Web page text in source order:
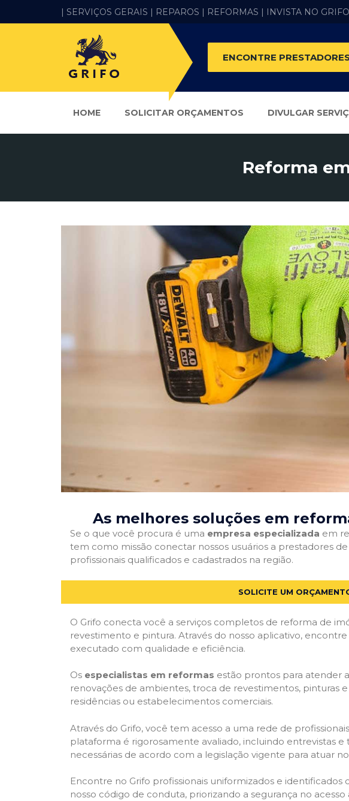
| SERVIÇOS GERAIS | REPAROS | REFORMAS | INVISTA NO GRIFO
ENCONTRE
HOME SOLICITAR ORÇAMENTOS DIVULGAR
Reforma
As melhores soluções em
Se o que você procura é uma empresa especializada em
tem como missão conectar nossos usuários a prestadores
profissionais qualificados e cadastrados na região.
SOLICITE UM
O Grifo conecta você a serviços completos de reforma de
revestimento e pintura. Através do nosso aplicativo,
executado com qualidade e eficiência.
Os especialistas em reformas estão prontos para atender
renovações de ambientes, troca de revestimentos, pinturas
residências ou estabelecimentos comerciais.
Através do Grifo, você tem acesso a uma rede de
plataforma é rigorosamente avaliado, incluindo entrevistas
necessárias de acordo com a legislação vigente para atuar
Encontre no Grifo profissionais uniformizados e
nosso código de conduta, priorizando a segurança no acesso